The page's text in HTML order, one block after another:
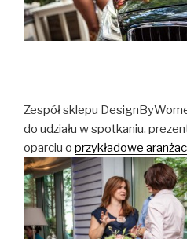
Zespół sklepu
do udziału w spotkaniu,
oparciu o przykładowe